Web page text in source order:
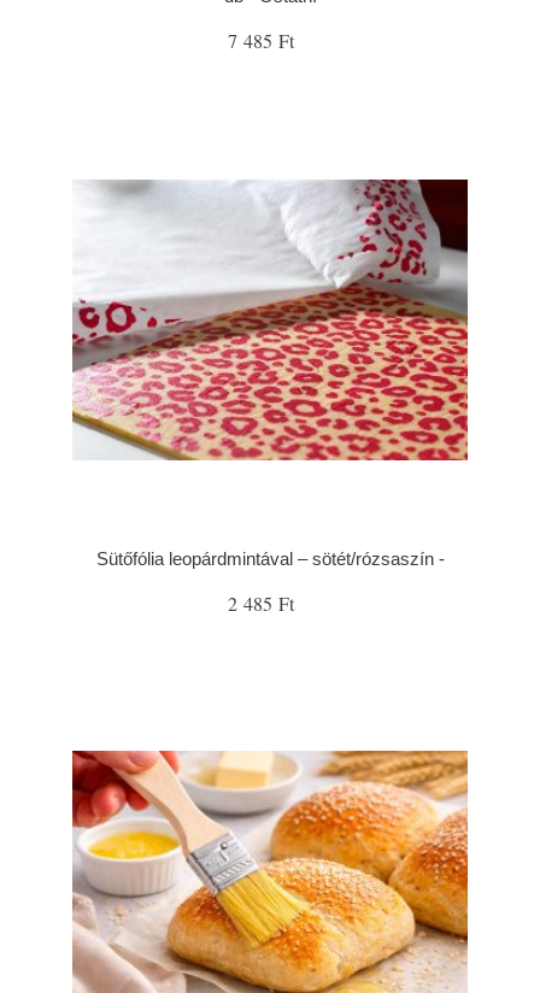
7 485 Ft
Sütőfólia leopárdmintával – sötét/rózsaszín -
2 485 Ft